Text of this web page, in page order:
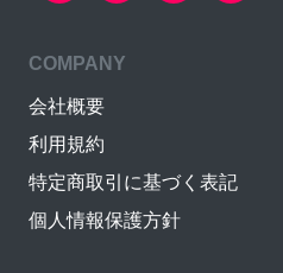
COMPANY
会社概要
利用規約
特定商取引に基づく表記
個人情報保護方針